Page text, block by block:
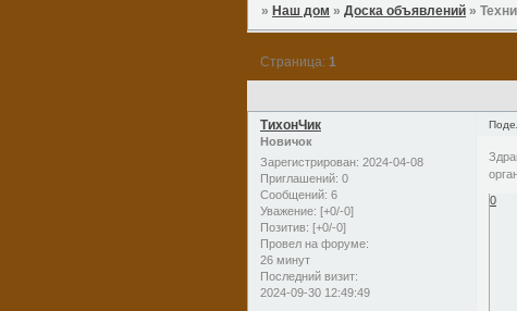
»Наш дом »Доска объявлений »
Страница: 1
ТихонЧик
Новичок
Зарегистрирован: 2024-04-08
Приглашений: 0
Сообщений: 6
Уважение: [+0/-0]
Позитив: [+0/-0]
Провел на форуме:
26 минут
Последний визит:
2024-09-30 12:49:49
0